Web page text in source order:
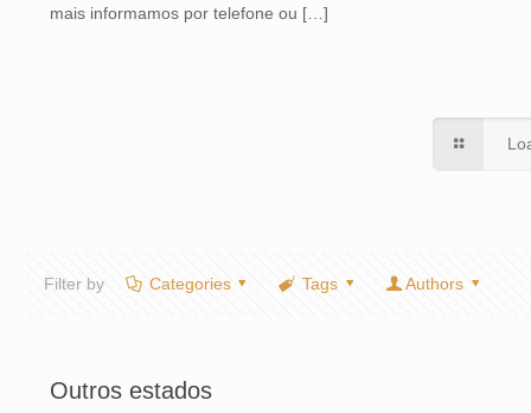
mais informamos por telefone ou […]
Filter by Categories Tags Authors
Outros estados